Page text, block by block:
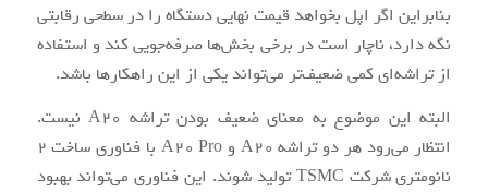
بنابراین اگر اپل بخواهد قیمت نهایی دستگاه را در سطحی رقابتی
نگه دارد، ناچار است در برخی بخش‌ها صرفه‌جویی کند و استفاده
از تراشه‌ای کمی ضعیف‌تر می‌تواند یکی از این راهکارها باشد.
البته این موضوع به معنای ضعیف بودن تراشه A20 نیست.
انتظار می‌رود هر دو تراشه A20 و A20 Pro با فناوری ساخت 2
نانومتری شرکت TSMC تولید شوند. این فناوری می‌تواند بهبود